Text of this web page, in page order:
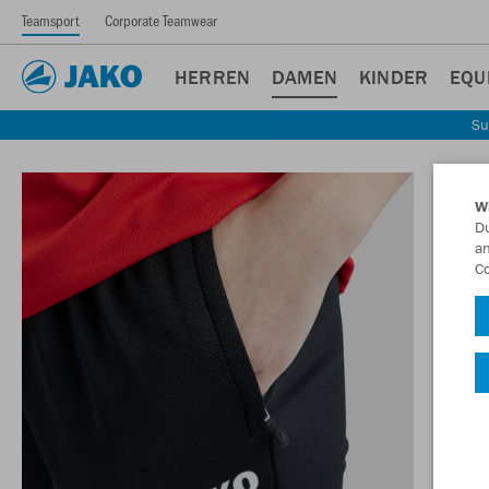
Teamsport Corporate Teamwear
HERREN DAMEN KINDER